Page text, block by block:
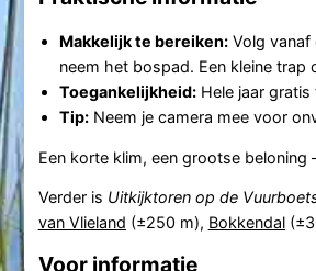
Makkelijk te bereiken:Volg vanaf
neem het bospad. Een kleine
Toegankelijkheid:Hele jaar gratis
Tip:Neem je camera mee voor
Een korte klim, een grootse beloning
Verder is Uitkijktoren op de
van Vlieland (±250 m), Bokkendal
Voor informatie